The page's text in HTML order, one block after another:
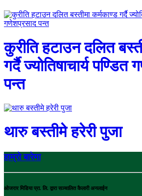
कुरीति हटाउन दलित
गर्दै ज्योतिषाचार्य
पन्त
थारु बस्तीमे हरेरी पुजा
हाम्रो बारेमा
ओजरार मिडिया प्रा. लि. द्वारा सञ्चालित कैलारी अनलाईन